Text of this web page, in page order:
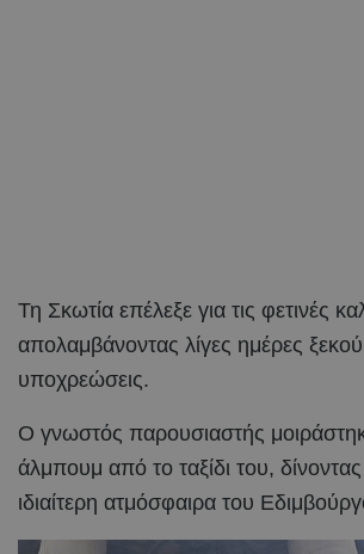
Τη Σκωτία επέλεξε για τις φετινές
απολαμβάνοντας λίγες ημέρες
υποχρεώσεις.
Ο γνωστός παρουσιαστής
άλμπουμ από το ταξίδι του,
ιδιαίτερη ατμόσφαιρα του